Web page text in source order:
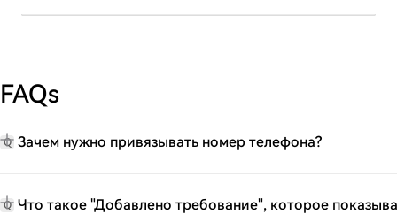
FAQs
Q Зачем нужно привязывать номер телефона?
Q Что такое "Добавлено требование", которое